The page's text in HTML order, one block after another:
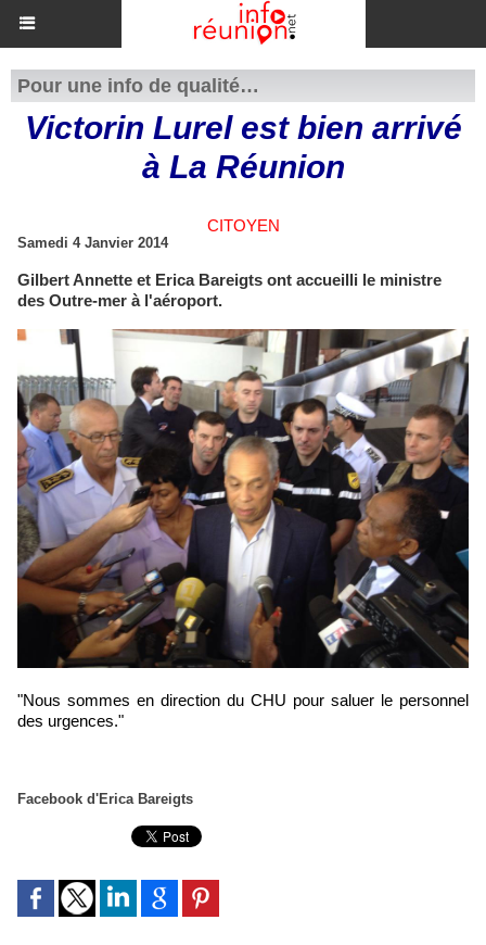
Pour une info de qualité…
Victorin Lurel est bien arrivé
à La Réunion
CITOYEN
Samedi 4 Janvier 2014
Gilbert Annette et Erica Bareigts ont accueilli le ministre
des Outre-mer à l'aéroport.
"Nous sommes en direction du CHU pour saluer le personnel
des urgences."
Facebook d'Erica Bareigts